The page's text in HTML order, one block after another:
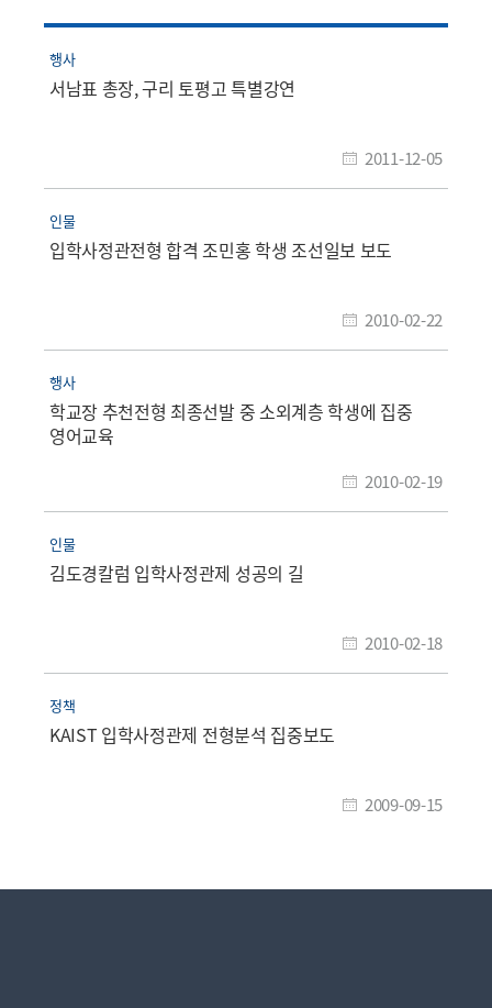
행사
서남표 총장, 구리 토평고 특별강연
2011-12-05
인물
입학사정관전형 합격 조민홍 학생 조선일보 보도
2010-02-22
행사
학교장 추천전형 최종선발 중 소외계층 학생에 집중
영어교육
2010-02-19
인물
김도경칼럼 입학사정관제 성공의 길
2010-02-18
정책
KAIST 입학사정관제 전형분석 집중보도
2009-09-15